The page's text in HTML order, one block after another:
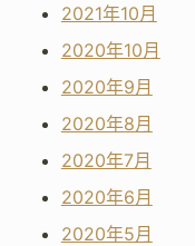
2021年10月
2020年10月
2020年9月
2020年8月
2020年7月
2020年6月
2020年5月